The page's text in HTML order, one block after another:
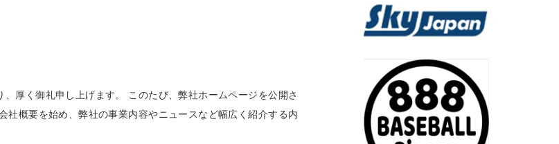
厚く御礼申し上げます。 このたび、弊社ホームページを公開さ
社概要を始め、弊社の事業内容やニュースなど幅広く紹介する内